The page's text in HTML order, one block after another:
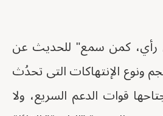
كمن سمع" للحديث عن
ونوع الإنتهاكات التى تحدُث
قوات الدعم السريع، ولا